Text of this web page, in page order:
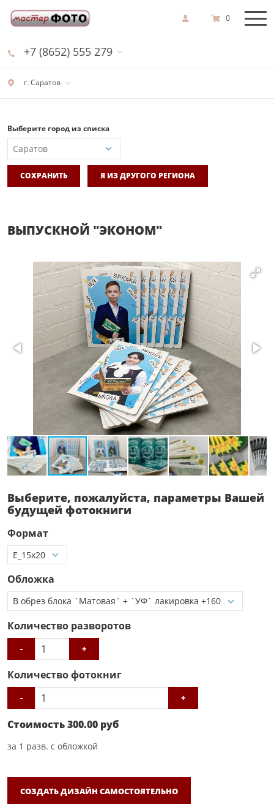
г. Саратов
+7 (8652) 555 279
0
Выберите город из списка
СОХРАНИТЬ Я ИЗ ДРУГОГО РЕГИОНА
ВЫПУСКНОЙ "ЭКОНОМ"
Выберите, пожалуйста, параметры Вашей
будущей фотокниги
Формат
Обложка
Количество разворотов
- +
Количество фотокниг
- +
Стоимость300.00 руб
за 1 разв. с обложкой
СОЗДАТЬ ДИЗАЙН САМОСТОЯТЕЛЬНО